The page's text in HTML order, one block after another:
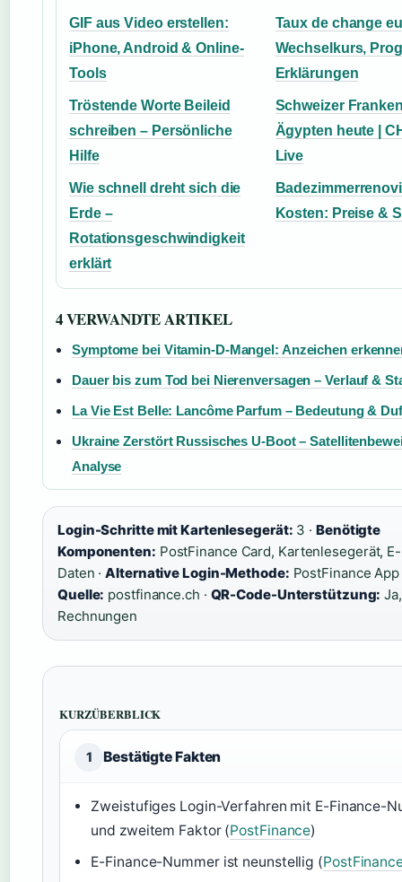
GIF aus Video erstellen:
iPhone, Android & Online-
Tools
Taux de change
Wechselkurs,
Erklärungen
Tröstende Worte Beileid
schreiben – Persönliche
Hilfe
Schweizer
Ägypten heute |
Live
Wie schnell dreht sich die
Erde –
Rotationsgeschwindigkeit
erklärt
Kosten: Preise &
4 VERWANDTE ARTIKEL
Symptome bei Vitamin-D-Mangel: Anzeichen
Dauer bis zum Tod bei Nierenversagen – Verlauf &
La Vie Est Belle: Lancôme Parfum – Bedeutung &
Ukraine Zerstört Russisches U-Boot –
Analyse
Login-Schritte mit Kartenlesegerät: 3 · Benötigte
Komponenten: PostFinance Card, Kartenlesegerät,
Daten ·Alternative Login-Methode: PostFinance App
Quelle: postfinance.ch · QR-Code-Unterstützung:
Rechnungen
KURZÜBERBLICK
1 Bestätigte Fakten
Zweistufiges Login-Verfahren mit E-Finance-
und zweitem Faktor (PostFinance)
E-Finance-Nummer ist neunstellig (